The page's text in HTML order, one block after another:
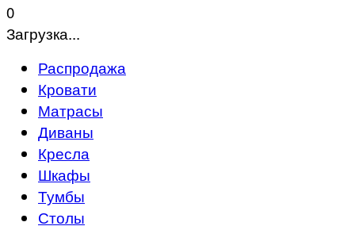
0
Загрузка...
Распродажа
Кровати
Матрасы
Диваны
Кресла
Шкафы
Тумбы
Столы